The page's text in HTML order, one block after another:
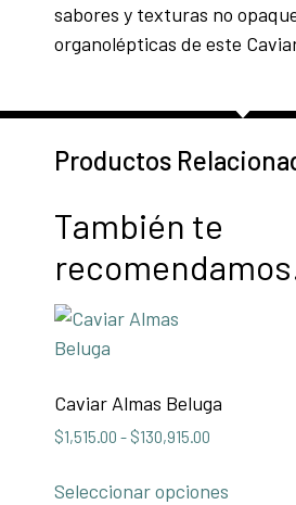
sabores y texturas no
organolépticas de este
Productos
También te
Caviar Almas Beluga
$1,515.00 - $130,915.00
Seleccionar opciones